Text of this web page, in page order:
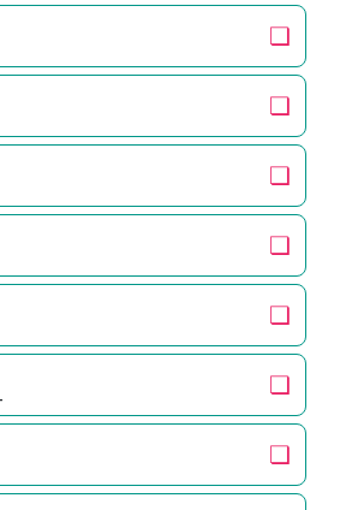
❏
❏
❏
❏
❏
❏
❏